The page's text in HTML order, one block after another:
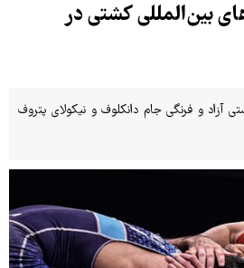
بین‌المللی کشتی در
آزاد و فرنگی جام دانکلوف و نیکولای پتروف